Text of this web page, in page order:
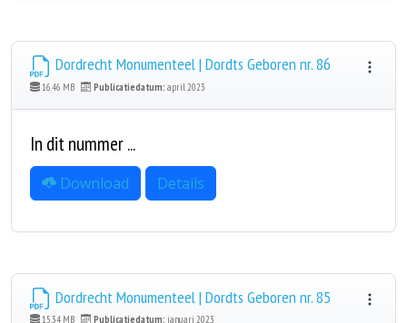
Dordrecht Monumenteel | Dordts Geboren nr. 86
16.46 MB Publicatiedatum: april 2023
In dit nummer ...
Download Details
Dordrecht Monumenteel | Dordts Geboren nr. 85
15.34 MB Publicatiedatum: januari 2023